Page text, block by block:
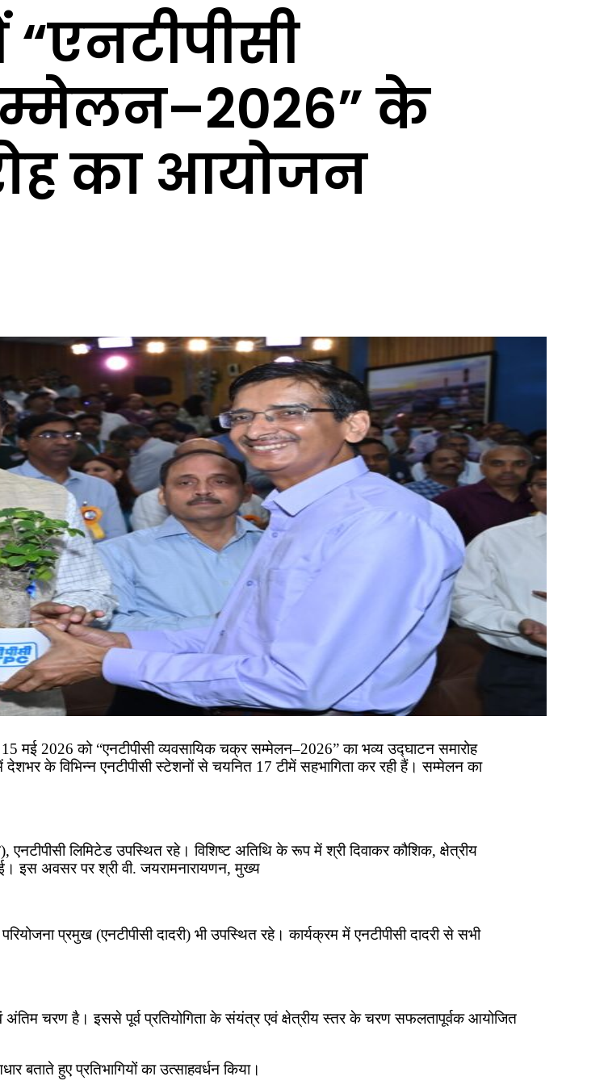
“एनटीपीसी
के
का आयोजन
मई 2026 को “एनटीपीसी व्यवसायिक चक्र सम्मेलन–2026” का भव्य उद्घाटन समारोह
के विभिन्न एनटीपीसी स्टेशनों से चयनित 17 टीमें सहभागिता कर रही हैं। सम्मेलन का
लिमिटेड उपस्थित रहे। विशिष्ट अतिथि के रूप में श्री दिवाकर कौशिक, क्षेत्रीय
इस अवसर पर श्री वी. जयरामनारायणन, मुख्य
प्रमुख (एनटीपीसी दादरी) भी उपस्थित रहे। कार्यक्रम में एनटीपीसी दादरी से सभी
अंतिम चरण है। इससे पूर्व प्रतियोगिता के संयंत्र एवं क्षेत्रीय स्तर के चरण सफलतापूर्वक आयोजित
बताते हुए प्रतिभागियों का उत्साहवर्धन किया।